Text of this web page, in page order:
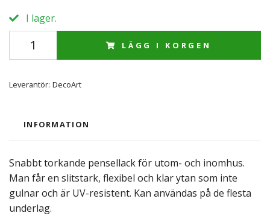
I lager.
LÄGG I KORGEN
Leverantör: DecoArt
INFORMATION
Snabbt torkande pensellack för utom- och inomhus.
Man får en slitstark, flexibel och klar ytan som inte
gulnar och är UV-resistent. Kan användas på de flesta
underlag.